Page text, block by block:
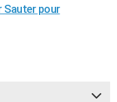
Sauter pour